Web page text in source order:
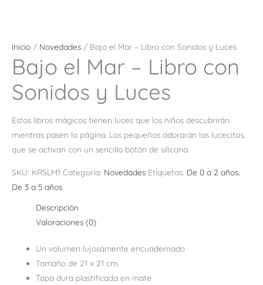
Inicio / Novedades / Bajo el Mar – Libro con Sonidos y Luces
Bajo el Mar – Libro con
Sonidos y Luces
Estos libros mágicos tienen luces que los niños descubrirán
mientras pasen la página. Los pequeños adorarán las lucecitas,
que se activan con un sencillo botón de silicona.
SKU: KRSLM1 Categoría: Novedades Etiquetas: De 0 a 2 años
De 3 a 5 años
Descripción
Valoraciones (0)
Un volumen lujosamente encuadernado
Tamaño de 21 x 21 cm.
Tapa dura plastificada en mate